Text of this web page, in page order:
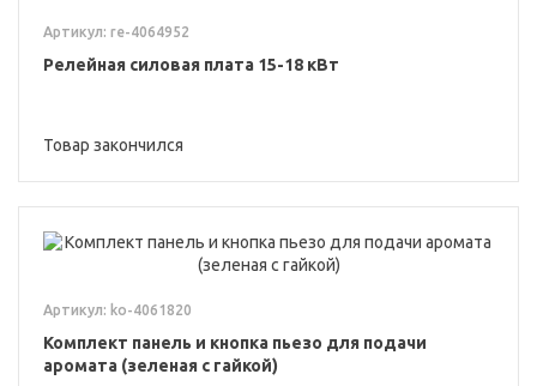
Артикул: re-4064952
Релейная силовая плата 15-18 кВт
Товар закончился
Артикул: ko-4061820
Комплект панель и кнопка пьезо для подачи
аромата (зеленая с гайкой)